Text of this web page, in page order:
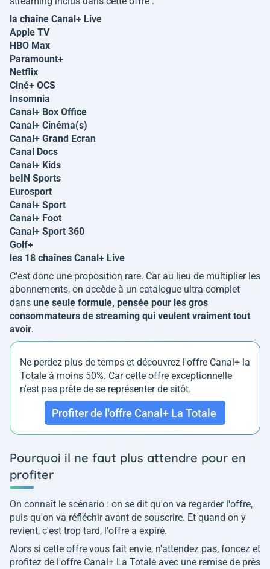
la chaîne Canal+ Live
Apple TV
HBO Max
Paramount+
Netflix
Ciné+ OCS
Insomnia
Canal+ Box Office
Canal+ Cinéma(s)
Canal+ Grand Ecran
Canal Docs
Canal+ Kids
beIN Sports
Eurosport
Canal+ Sport
Canal+ Foot
Canal+ Sport 360
Golf+
les 18 chaînes Canal+ Live
C'est donc une proposition rare. Car au lieu de multiplier les
abonnements, on accède à un catalogue ultra complet
dans une seule formule, pensée pour les gros
consommateurs de streaming qui veulent vraiment tout
avoir.
Ne perdez plus de temps et découvrez l'offre Canal+ la
Totale à moins 50%. Car cette offre exceptionnelle
n'est pas prête de se représenter de sitôt.
Profiter de l'offre Canal+ La Totale
Pourquoi il ne faut plus attendre pour en
profiter
On connaît le scénario : on se dit qu'on va regarder l'offre,
puis qu'on va réfléchir avant de souscrire. Et quand on y
revient, c'est trop tard, l'offre a expiré.
Alors si cette offre vous fait envie, n'attendez pas, foncez et
profitez de l'offre Canal+ La Totale avec une remise de près